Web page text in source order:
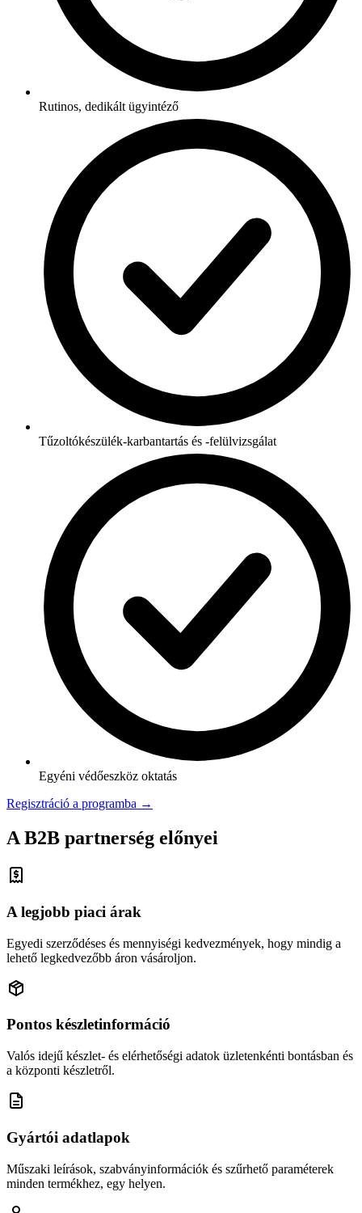
Rutinos, dedikált ügyintéző
Tűzoltókészülék-karbantartás és -felülvizsgálat
Egyéni védőeszköz oktatás
Regisztráció a programba →
A B2B partnerség előnyei
A legjobb piaci árak
Egyedi szerződéses és mennyiségi kedvezmények, hogy mindig a
lehető legkedvezőbb áron vásároljon.
Pontos készletinformáció
Valós idejű készlet- és elérhetőségi adatok üzletenkénti bontásban és
a központi készletről.
Gyártói adatlapok
Műszaki leírások, szabványinformációk és szűrhető paraméterek
minden termékhez, egy helyen.